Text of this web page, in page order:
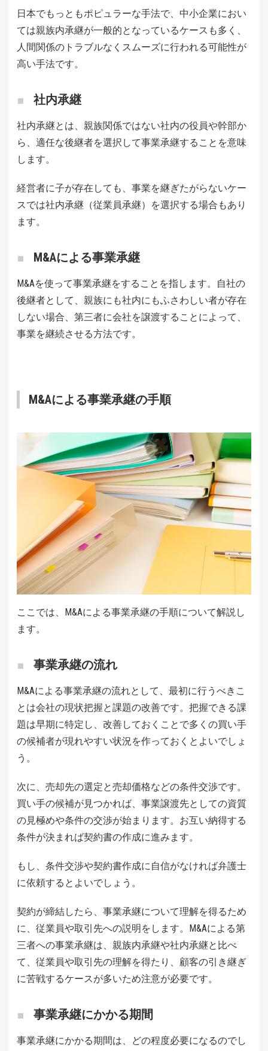
日本でもっともポピュラーな手法で、中小企業におい
ては親族内承継が一般的となっているケースも多く、
人間関係のトラブルなくスムーズに行われる可能性が
高い手法です。
社内承継
社内承継とは、親族関係ではない社内の役員や幹部か
ら、適任な後継者を選択して事業承継することを意味
します。
経営者に子が存在しても、事業を継ぎたがらないケー
スでは社内承継（従業員承継）を選択する場合もあり
ます。
M&Aによる事業承継
M&Aを使って事業承継をすることを指します。自社の
後継者として、親族にも社内にもふさわしい者が存在
しない場合、第三者に会社を譲渡することによって、
事業を継続させる方法です。
M&Aによる事業承継の手順
ここでは、M&Aによる事業承継の手順について解説し
ます。
事業承継の流れ
M&Aによる事業承継の流れとして、最初に行うべきこ
とは会社の現状把握と課題の改善です。把握できる課
題は早期に特定し、改善しておくことで多くの買い手
の候補者が現れやすい状況を作っておくとよいでしょ
う。
次に、売却先の選定と売却価格などの条件交渉です。
買い手の候補が見つかれば、事業譲渡先としての資質
の見極めや条件の交渉が始まります。お互い納得する
条件が決まれば契約書の作成に進みます。
もし、条件交渉や契約書作成に自信がなければ弁護士
に依頼するとよいでしょう。
契約が締結したら、事業承継について理解を得るため
に、従業員や取引先への説明をします。M&Aによる第
三者への事業承継は、親族内承継や社内承継と比べ
て、従業員や取引先の理解を得たり、顧客の引き継ぎ
に苦戦するケースが多いため注意が必要です。
事業承継にかかる期間
事業承継にかかる期間は、どの程度必要になるのでし